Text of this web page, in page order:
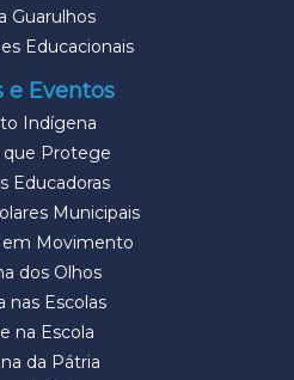
Guarulhos
Educacionais
e Eventos
Indígena
que Protege
Educadoras
Municipais
em Movimento
dos Olhos
nas Escolas
na Escola
da Pátria